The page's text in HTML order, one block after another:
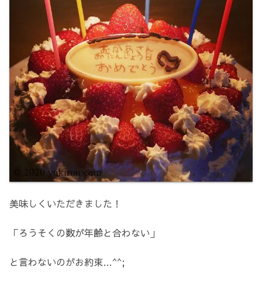
美味しくいただきました！
「ろうそくの数が年齢と合わない」
と言わないのがお約束…^^;